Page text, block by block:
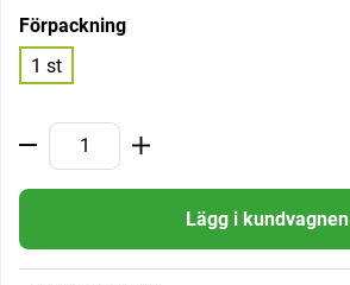
Förpackning
1 st
Lägg i kundvagnen